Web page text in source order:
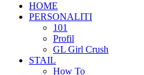
HOME
PERSONALITI
101
Profil
GL Girl Crush
STAIL
How To